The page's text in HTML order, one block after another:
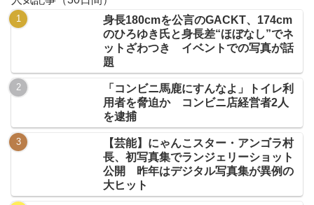
身長180cmを公言のGACKT、174cm
のひろゆき氏と身長差“ほぼなし”でネ
ットざわつき イベントでの写真が話
題
「コンビニ馬鹿にすんなよ」トイレ利
用者を脅迫か コンビニ店経営者2人
を逮捕
【芸能】にゃんこスター・アンゴラ村
長、初写真集でランジェリーショット
公開 昨年はデジタル写真集が異例の
大ヒット